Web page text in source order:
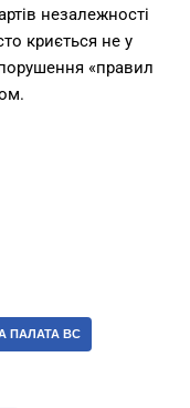
незалежності
криється не у
«правил
ПАЛАТА ВС